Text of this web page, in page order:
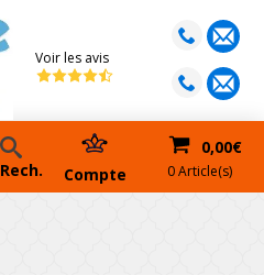
Voir les avis
Rech. Compte
0,00€
0 Article(s)